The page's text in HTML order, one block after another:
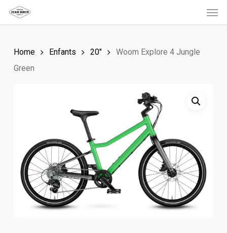
Skip
to
contentHome Enfants 20"
Woom Explore 4 Jungle
Green